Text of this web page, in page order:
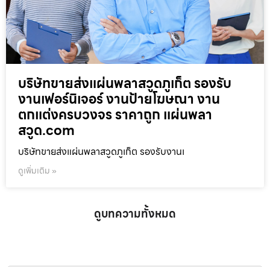
บริษัทขายส่งแผ่นพลาสวูดภูเก็ต รองรับ
งานเฟอร์นิเจอร์ งานป้ายโฆษณา งาน
ตกแต่งครบวงจร ราคาถูก แผ่นพลา
สวูด.com
บริษัทขายส่งแผ่นพลาสวูดภูเก็ต รองรับงานเ
ดูเพิ่มเติม »
ดูบทความทั้งหมด